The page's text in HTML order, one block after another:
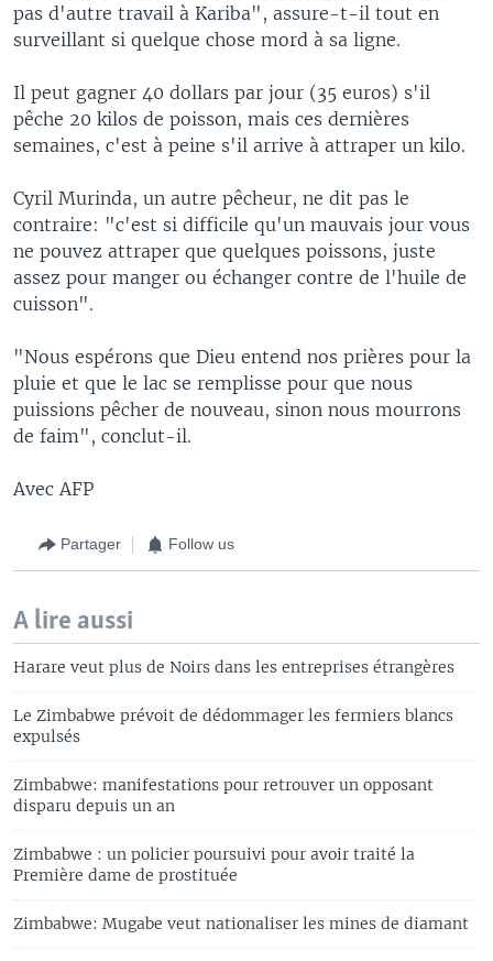
pas d'autre travail à Kariba", assure-t-il tout en
surveillant si quelque chose mord à sa ligne.
Il peut gagner 40 dollars par jour (35 euros) s'il
pêche 20 kilos de poisson, mais ces dernières
semaines, c'est à peine s'il arrive à attraper un kilo.
Cyril Murinda, un autre pêcheur, ne dit pas le
contraire: "c'est si difficile qu'un mauvais jour vous
ne pouvez attraper que quelques poissons, juste
assez pour manger ou échanger contre de l'huile de
cuisson".
"Nous espérons que Dieu entend nos prières pour la
pluie et que le lac se remplisse pour que nous
puissions pêcher de nouveau, sinon nous mourrons
de faim", conclut-il.
Avec AFP
Partager Follow us
A lire aussi
Harare veut plus de Noirs dans les entreprises étrangères
Le Zimbabwe prévoit de dédommager les fermiers blancs
expulsés
Zimbabwe: manifestations pour retrouver un opposant
disparu depuis un an
Zimbabwe : un policier poursuivi pour avoir traité la
Première dame de prostituée
Zimbabwe: Mugabe veut nationaliser les mines de diamant